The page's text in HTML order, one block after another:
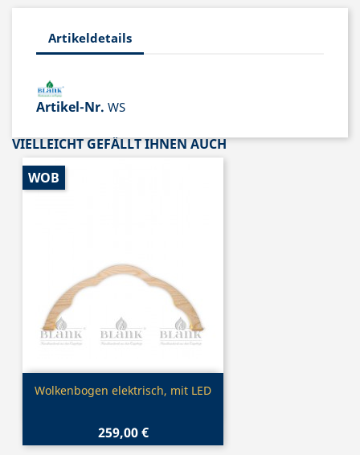
Artikeldetails
Artikel-Nr. WS
VIELLEICHT GEFÄLLT IHNEN AUCH
Vorschau
Wolkenbogen elektrisch, mit LED
259,00 €
WOB